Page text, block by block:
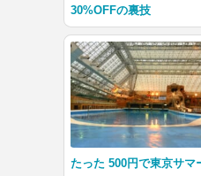
30%OFFの裏技
たった 500円で東京サマ